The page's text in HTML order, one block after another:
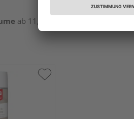
ab 11,50 € / Stk.